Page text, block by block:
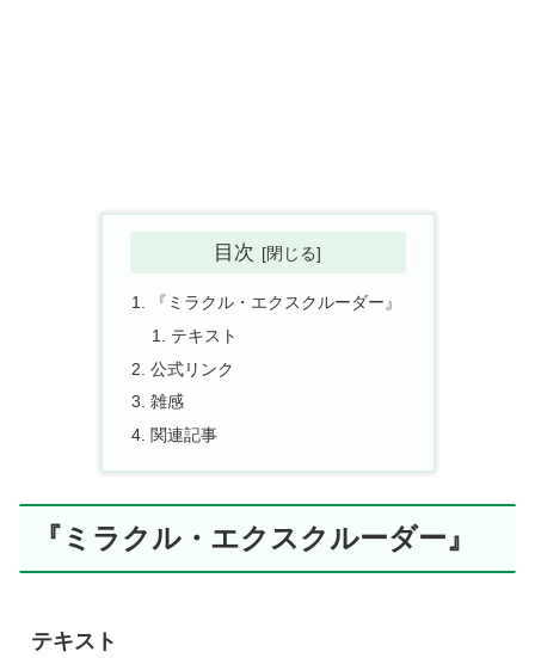
目次
『ミラクル・エクスクルーダー』
テキスト
公式リンク
雑感
関連記事
『ミラクル・エクスクルーダー』
テキスト